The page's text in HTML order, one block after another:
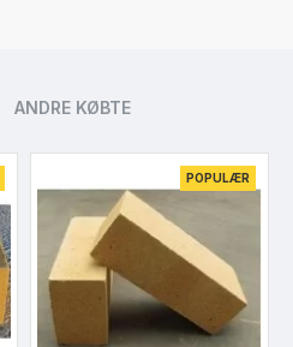
ANDRE KØBTE
POPULÆR